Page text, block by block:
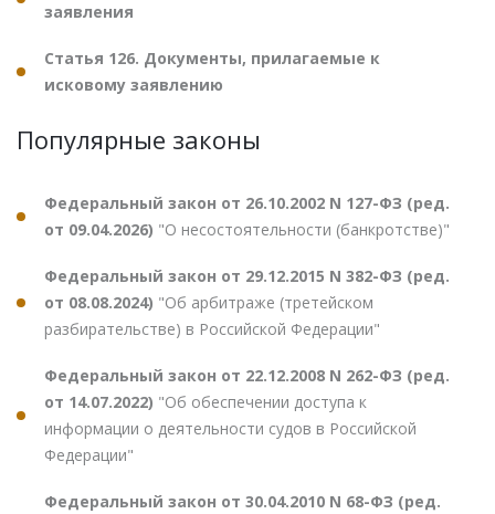
заявления
Статья 126. Документы, прилагаемые к
исковому заявлению
Популярные законы
Федеральный закон от 26.10.2002 N 127-ФЗ (ред.
от 09.04.2026) "О несостоятельности (банкротстве)"
Федеральный закон от 29.12.2015 N 382-ФЗ (ред.
от 08.08.2024) "Об арбитраже (третейском
разбирательстве) в Российской Федерации"
Федеральный закон от 22.12.2008 N 262-ФЗ (ред.
от 14.07.2022) "Об обеспечении доступа к
информации о деятельности судов в Российской
Федерации"
Федеральный закон от 30.04.2010 N 68-ФЗ (ред.